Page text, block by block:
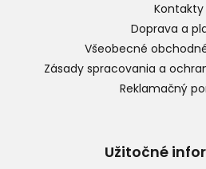
Kontakty
Doprava a
Všeobecné
Zásady spracovania a
Reklamačný
Užitočné